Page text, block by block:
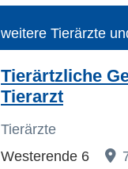
weitere Tierärzte
Tierärtzliche
Tierarzt
Tierärzte
Westerende 6